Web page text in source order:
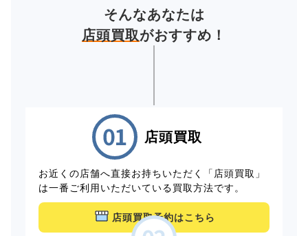
そんなあなたは
店頭買取がおすすめ！
店頭買取
お近くの店舗へ直接お持ちいただく「店頭買取」
は一番ご利用いただいている買取方法です。
店頭買取予約はこちら